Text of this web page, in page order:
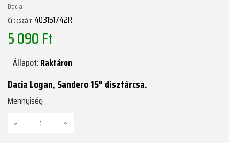
Dacia
Cikkszám 403151742R
5 090 Ft
Állapot:Raktáron
Dacia Logan, Sandero 15" dísztárcsa.
Mennyiség